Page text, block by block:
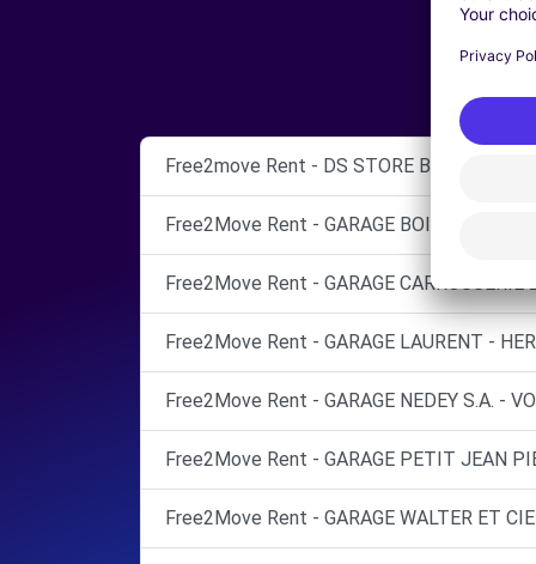
Free2move Rent - DS STORE BELFORT -
Free2Move Rent - GARAGE BOISSENIN -
Free2Move Rent - GARAGE
Free2Move Rent - GARAGE LAURENT -
Free2Move Rent - GARAGE NEDEY S.A. -
Free2Move Rent - GARAGE PETIT JEAN
Free2Move Rent - GARAGE WALTER ET